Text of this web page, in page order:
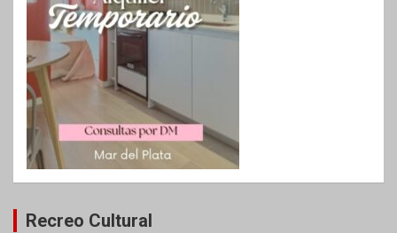
Recreo Cultural